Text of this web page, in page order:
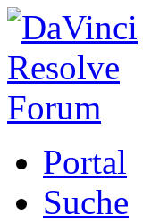
Portal
Suche